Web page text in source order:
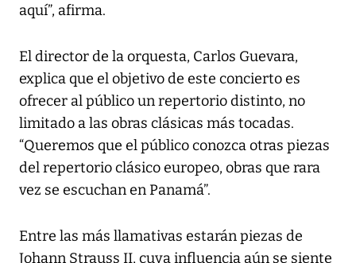
aquí”, afirma.
El director de la orquesta, Carlos Guevara,
explica que el objetivo de este concierto es
ofrecer al público un repertorio distinto, no
limitado a las obras clásicas más tocadas.
“Queremos que el público conozca otras piezas
del repertorio clásico europeo, obras que rara
vez se escuchan en Panamá”.
Entre las más llamativas estarán piezas de
Johann Strauss II, cuya influencia aún se siente